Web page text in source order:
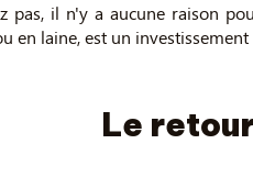
pas, il n'y a aucune raison
en laine, est un
Le